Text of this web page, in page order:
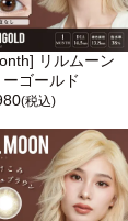
リルムーン
ーゴールド
(税込)